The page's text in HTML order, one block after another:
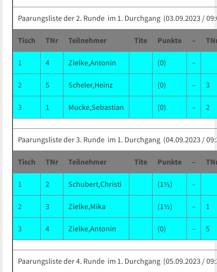
Paarungsliste der 2. Runde im 1. Durchgang (03.09.2023 /
Tisch TNr Teilnehmer Tite Punkte –
1 4 Zielke,Antonin (0) –
2 5 Scheler,Heinz (0) – 3
3 1 Mucke,Sebastian (0) – 2
Paarungsliste der 3. Runde im 1. Durchgang (04.09.2023 /
Tisch TNr Teilnehmer Tite Punkte –
1 2 Schubert,Christi (1½) –
2 3 Zielke,Mika (1½) – 1
3 4 Zielke,Antonin (0) – 5
Paarungsliste der 4. Runde im 1. Durchgang (05.09.2023 /